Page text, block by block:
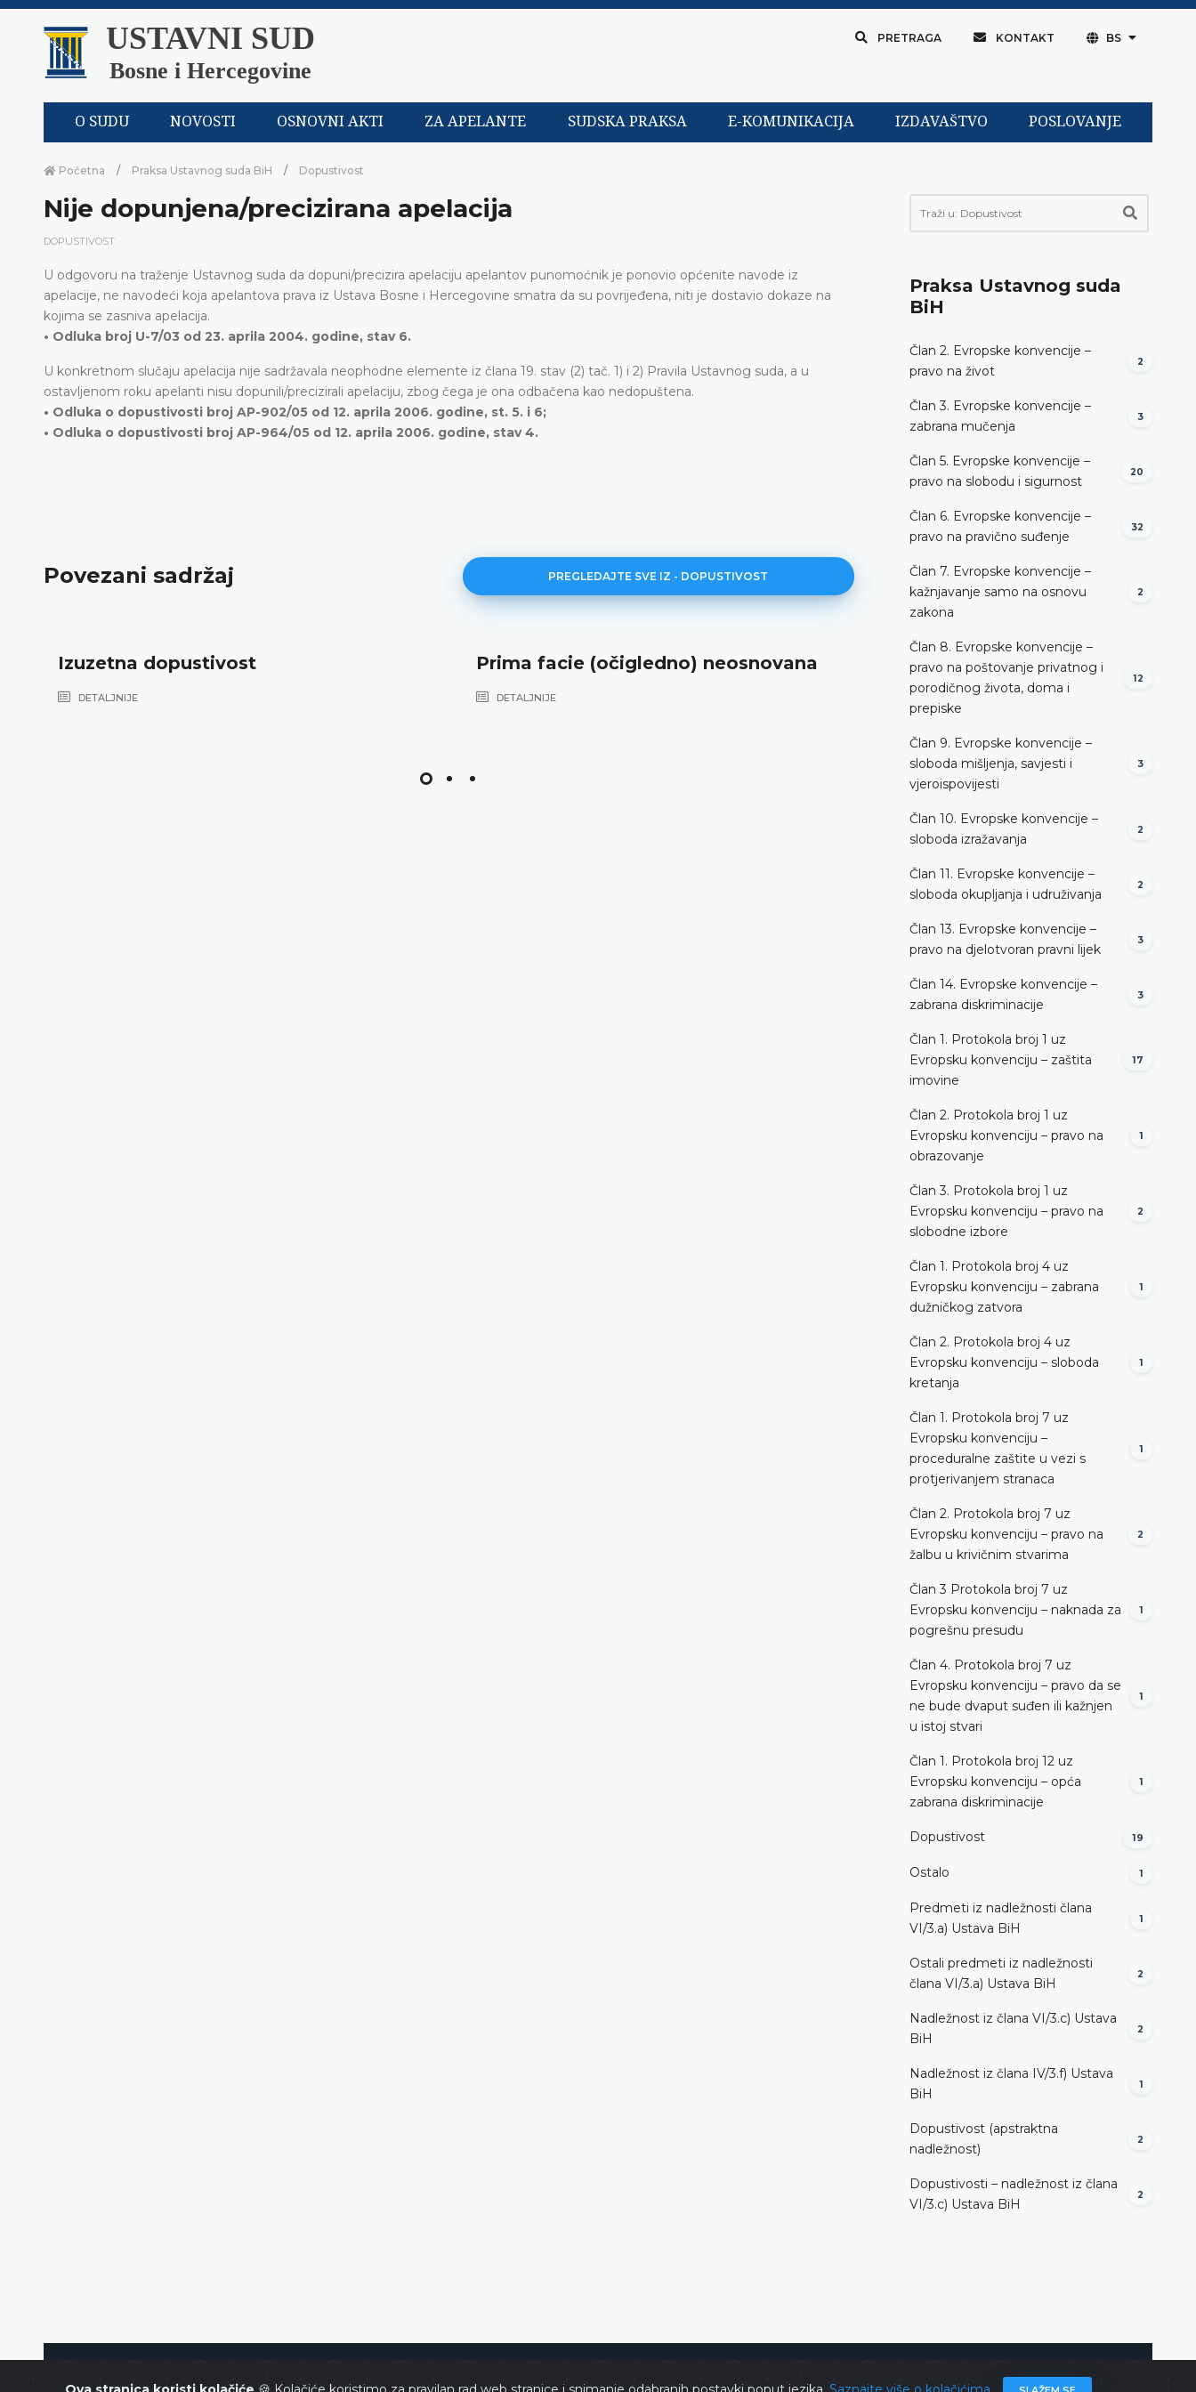
USTAVNI SUD
Bosne i Hercegovine
PRETRAGA KONTAKT BS
O SUDU NOVOSTI OSNOVNI AKTI ZA APELANTE SUDSKA PRAKSA E-KOMUNIKACIJA IZDAVAŠTVO POSLOVANJE
Početna Praksa Ustavnog suda BiH Dopustivost
Nije dopunjena/precizirana apelacija
DOPUSTIVOST
U odgovoru na traženje Ustavnog suda da dopuni/precizira apelaciju apelantov punomoćnik je ponovio općenite navode iz
apelacije, ne navodeći koja apelantova prava iz Ustava Bosne i Hercegovine smatra da su povrijeđena, niti je dostavio dokaze na
kojima se zasniva apelacija.
• Odluka broj U-7/03 od 23. aprila 2004. godine, stav 6.
U konkretnom slučaju apelacija nije sadržavala neophodne elemente iz člana 19. stav (2) tač. 1) i 2) Pravila Ustavnog suda, a u
ostavljenom roku apelanti nisu dopunili/precizirali apelaciju, zbog čega je ona odbačena kao nedopuštena.
• Odluka o dopustivosti broj AP-902/05 od 12. aprila 2006. godine, st. 5. i 6;
• Odluka o dopustivosti broj AP-964/05 od 12. aprila 2006. godine, stav 4.
Povezani sadržaj PREGLEDAJTE SVE IZ - DOPUSTIVOST
Izuzetna dopustivost
DETALJNIJE
Prima facie (očigledno) neosnovana
DETALJNIJE
Nenadležnost za odlučivanje
DETALJNIJE
Praksa Ustavnog suda
BiH
Član 2. Evropske konvencije –
pravo na život
2
Član 3. Evropske konvencije –
zabrana mučenja
3
Član 5. Evropske konvencije –
pravo na slobodu i sigurnost
20
Član 6. Evropske konvencije –
pravo na pravično suđenje
32
Član 7. Evropske konvencije –
kažnjavanje samo na osnovu
zakona
2
Član 8. Evropske konvencije –
pravo na poštovanje privatnog i
porodičnog života, doma i
prepiske
12
Član 9. Evropske konvencije –
sloboda mišljenja, savjesti i
vjeroispovijesti
3
Član 10. Evropske konvencije –
sloboda izražavanja
2
Član 11. Evropske konvencije –
sloboda okupljanja i udruživanja
2
Član 13. Evropske konvencije –
pravo na djelotvoran pravni lijek
3
Član 14. Evropske konvencije –
zabrana diskriminacije
3
Član 1. Protokola broj 1 uz
Evropsku konvenciju – zaštita
imovine
17
Član 2. Protokola broj 1 uz
Evropsku konvenciju – pravo na
obrazovanje
1
Član 3. Protokola broj 1 uz
Evropsku konvenciju – pravo na
slobodne izbore
2
Član 1. Protokola broj 4 uz
Evropsku konvenciju – zabrana
dužničkog zatvora
1
Član 2. Protokola broj 4 uz
Evropsku konvenciju – sloboda
kretanja
1
Član 1. Protokola broj 7 uz
Evropsku konvenciju –
proceduralne zaštite u vezi s
protjerivanjem stranaca
1
Član 2. Protokola broj 7 uz
Evropsku konvenciju – pravo na
žalbu u krivičnim stvarima
2
Član 3 Protokola broj 7 uz
Evropsku konvenciju – naknada za
pogrešnu presudu
1
Član 4. Protokola broj 7 uz
Evropsku konvenciju – pravo da se
ne bude dvaput suđen ili kažnjen
u istoj stvari
1
Član 1. Protokola broj 12 uz
Evropsku konvenciju – opća
zabrana diskriminacije
1
Dopustivost 19
Ostalo 1
Predmeti iz nadležnosti člana
VI/3.а) Ustava BiH
1
Ostali predmeti iz nadležnosti
člana VI/3.а) Ustava BiH
2
Nadležnost iz člana VI/3.c) Ustava
BiH
2
Nadležnost iz člana IV/3.f) Ustava
BiH
1
Dopustivost (apstraktna
nadležnost)
2
Dopustivosti – nadležnost iz člana
VI/3.c) Ustava BiH
2
Copyrights @ 2026Ustavni sud BiHSva prava zadržana.